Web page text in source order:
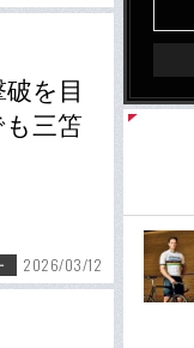
を目
三笘
2026/03/12